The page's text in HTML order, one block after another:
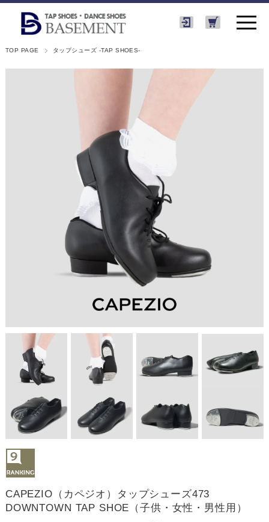
TOP PAGE タップシューズ -TAP SHOES-
CAPEZIO（カペジオ）タップシューズ473
DOWNTOWN TAP SHOE（子供・女性・男性用）